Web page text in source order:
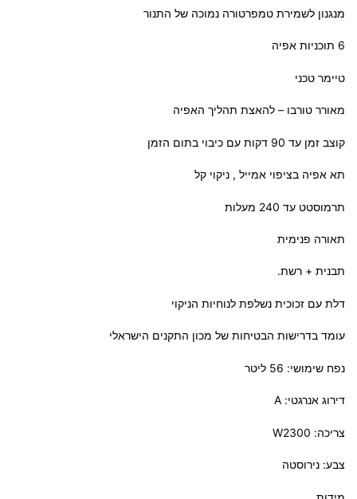
מנגנון לשמירת טמפרטורה נמוכה של התנור
6 תוכניות אפיה
טיימר טכני
מאורר טורבו – להאצת תהליך האפיה
קוצב זמן עד 90 דקות עם כיבוי בתום הזמן
תא אפיה בציפוי אמייל , ניקוי קל
תרמוסטט עד 240 מעלות
תאורה פנימית
תבנית + רשת.
דלת עם זכוכית נשלפת לנוחיות הניקוי
עומד בדרישות הבטיחות של מכון התקנים הישראלי
נפח שימושי: 56 ליטר
דירוג אנרגטי: A
צריכה: W2300
צבע: נירוסטה